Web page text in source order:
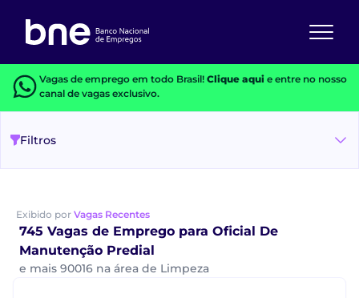
Vagas de emprego em todo Brasil! Clique aquie entre no nosso
canal de vagas exclusivo.
Filtros
Exibido por Vagas Recentes
745 Vagas de Emprego para Oficial De
Manutenção Predial
e mais 90016 na área de Limpeza